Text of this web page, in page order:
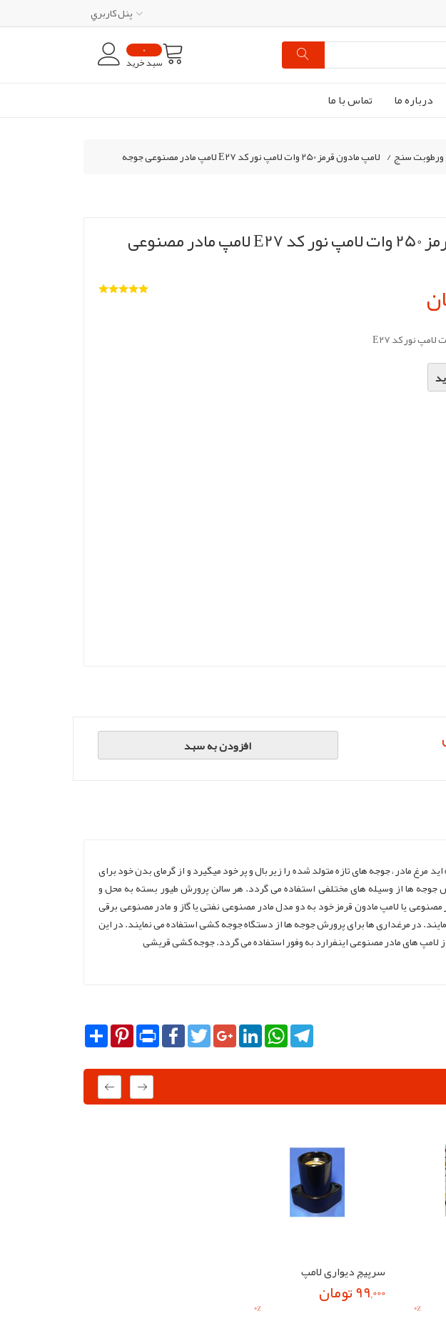
پنل کاربري
0
سبد خرید
درباره ما تماس با ما
ورطوبت سنج/ لامپ مادون قرمز 250 وات لامپ نور کد E27 لامپ مادر مصنوعی جوجه
لامپ مادون قرمز 250 وات لامپ نور کد E27 لامپ مادر مصنوعی
افزودن به سبد
مادر ، جوجه های تازه متولد شده را زیر بال و پر خود میگیرد و از گرمای بدن خود برای
ها از وسیله های مختلفی استفاده می گردد. هر سالن پرورش طیور بسته به محل و
یا لامپ مادون قرمز خود به دو مدل مادر مصنوعی نفتی یا گاز و مادر مصنوعی برقی
در مرغداری ها برای پرورش جوجه ها از دستگاه جوجه کشی استفاده می نمایند. در این
لامپ های مادر مصنوعی اینفرارد به وفور استفاده می گردد. جوجه کشی قریشی
Share PinterestPrint FacebookTwitterGoogle+LinkedInWhatsApp
سرپیچ دیواری لامپ
99,000 تومان 0% 0%